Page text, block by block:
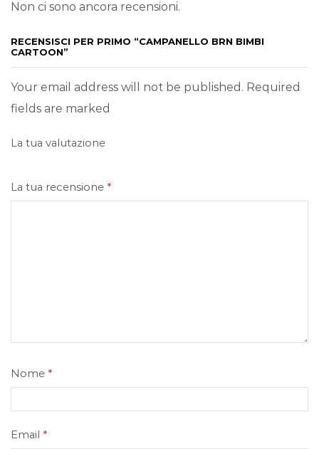
Non ci sono ancora recensioni.
RECENSISCI PER PRIMO “CAMPANELLO BRN BIMBI
CARTOON”
Your email address will not be published. Required
fields are marked
La tua valutazione
La tua recensione *
Nome *
Email *